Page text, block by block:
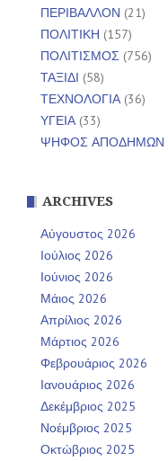
ΠΕΡΙΒΑΛΛΟΝ (21)
ΠΟΛΙΤΙΚΗ (157)
ΠΟΛΙΤΙΣΜΟΣ (756)
ΤΑΞΙΔΙ (58)
ΤΕΧΝΟΛΟΓΙΑ(36)
ΥΓΕΙΑ(33)
ΨΗΦΟΣ ΑΠΟΔΗΜΩΝ
ARCHIVES
Αύγουστος 2026
Ιούλιος 2026
Ιούνιος 2026
Μάιος 2026
Απρίλιος 2026
Μάρτιος 2026
Φεβρουάριος 2026
Ιανουάριος 2026
Δεκέμβριος 2025
Νοέμβριος 2025
Οκτώβριος 2025